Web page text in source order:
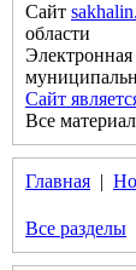
Сайт
области
Электронная
Сайт
Все
Главная |
Все разделы